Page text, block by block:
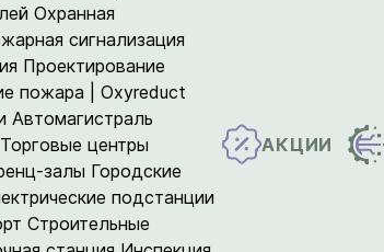
Охранная
сигнализация
Проектирование
пожара | Oxyreduct
Автомагистраль
Торговые центры
залы Городские
подстанции
Строительные
АКЦИИ